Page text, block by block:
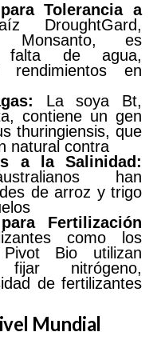
para Tolerancia a
DroughtGard,
Monsanto, es
de agua,
rendimientos en
La soya Bt,
contiene un gen
thuringiensis, que
natural contra
a la Salinidad:
han
de arroz y trigo
para
Fertilización
como los
Bio utilizan
nitrógeno,
de fertilizantes
Mundial